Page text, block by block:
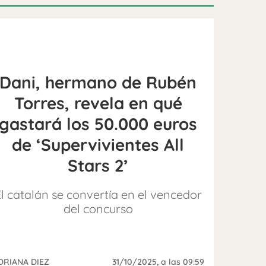
Dani, hermano de Rubén
Torres, revela en qué
los 50.000 euros
de ‘Supervivientes All
Stars 2’
catalán se convertía en el vencedor
del concurso
DIEZ 31/10/2025, a las 09:59